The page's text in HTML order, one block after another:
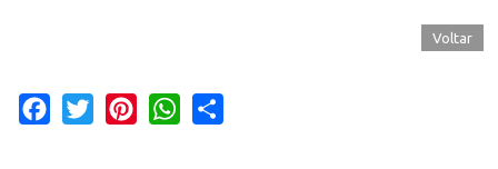
Voltar
Facebook
Twitter PinterestWhatsApp